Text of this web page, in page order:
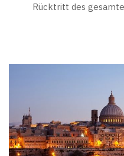
Rücktritt des